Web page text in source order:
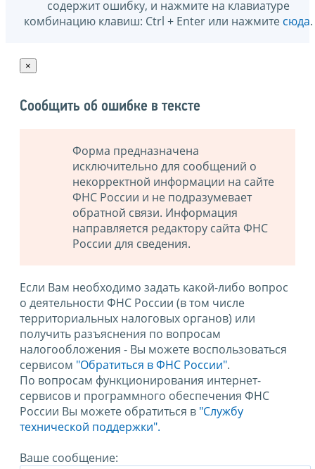
содержит ошибку, и нажмите на клавиатуре
комбинацию клавиш: Ctrl + Enter или нажмите сюда.
×
Сообщить об ошибке в тексте
Форма предназначена
исключительно для сообщений о
некорректной информации на сайте
ФНС России и не подразумевает
обратной связи. Информация
направляется редактору сайта ФНС
России для сведения.
Если Вам необходимо задать какой-либо вопрос
о деятельности ФНС России (в том числе
территориальных налоговых органов) или
получить разъяснения по вопросам
налогообложения - Вы можете воспользоваться
сервисом "Обратиться в ФНС России".
По вопросам функционирования интернет-
сервисов и программного обеспечения ФНС
России Вы можете обратиться в "Службу
технической поддержки".
Ваше сообщение: